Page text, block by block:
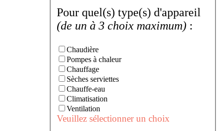
Pour quel(s) type(s) d'appareil
(de un à 3 choix maximum) :
Chaudière
Pompes à chaleur
Chauffage
Sèches serviettes
Chauffe-eau
Climatisation
Ventilation
Veuillez sélectionner un choix